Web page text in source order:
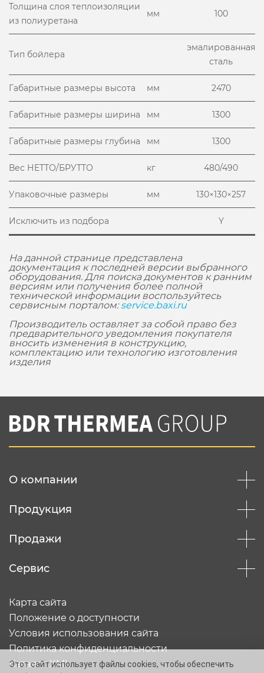
Толщина слоя теплоизоляции
из полиуретана
мм 100
Тип бойлера
эмалированная
сталь
Габаритные размеры высота мм 2470
Габаритные размеры ширина мм 1300
Габаритные размеры глубина мм 1300
Вес НЕТТО/БРУТТО кг 480/490
Упаковочные размеры мм 130×130×257
Исключить из подбора Y
На данной странице представлена
документация к последней версии выбранного
оборудования. Для поиска документов к ранним
версиям или получения более полной
технической информации воспользуйтесь
сервисным порталом:service.baxi.ru
Производитель оставляет за собой право без
предварительного уведомления покупателя
вносить изменения в конструкцию,
комплектацию или технологию изготовления
изделия
О компании
Продукция
Продажи
Сервис
Карта сайта
Положение о доступности
Условия использования сайта
Политика конфиденциальности
Каталог XML
Этот сайт использует файлы cookies, чтобы обеспечить